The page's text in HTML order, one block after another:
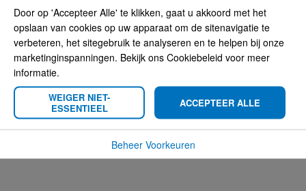
checkt u de auto's die geschikt is/zijn voor deze Proclip.
Compatibility
Gerelateerde producten
Door op 'Accepteer Alle' te klikken, gaat u akkoord met het
opslaan van cookies op uw apparaat om de sitenavigatie te
verbeteren, het sitegebruik te analyseren en te helpen bij onze
marketinginspanningen. Bekijk ons Cookiebeleid voor meer
informatie.
WEIGER NIET-
ESSENTIEEL
ACCEPTEER ALLE
Beheer Voorkeuren